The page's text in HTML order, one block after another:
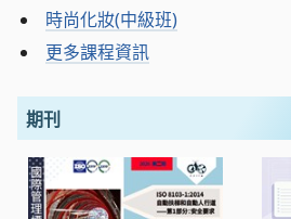
時尚化妝(中級班)
更多課程資訊
期刊